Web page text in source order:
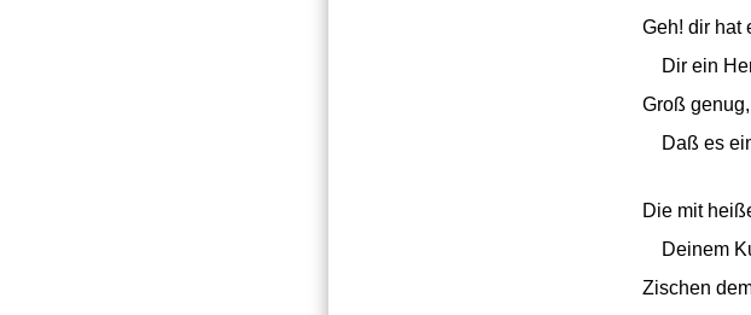
Geh! dir hat
Dir ein
Groß
Daß es
Die mit
Deinem
Zischen